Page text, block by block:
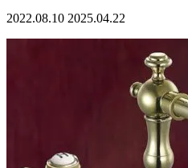
2022.08.10 2025.04.22